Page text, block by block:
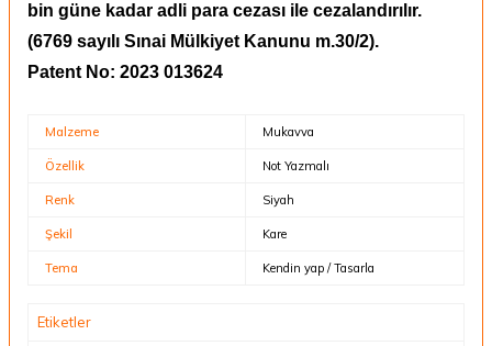
bin güne kadar adli para cezası ile cezalandırılır.
(6769 sayılı Sınai Mülkiyet Kanunu m.30/2).
Patent No: 2023 013624
Malzeme Mukavva
Özellik Not Yazmalı
Renk Siyah
Şekil Kare
Tema Kendin yap / Tasarla
Etiketler